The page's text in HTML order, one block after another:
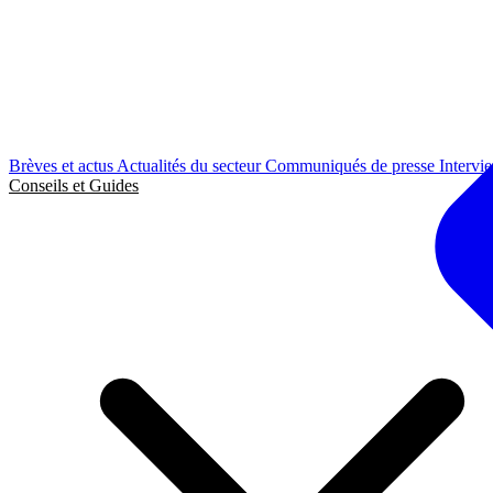
Brèves et actus Actualités du secteurCommuniqués de presse
Conseils et Guides